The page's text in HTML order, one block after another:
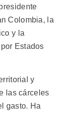
Colombia, la
y la
Estados
y
las cárceles
gasto. Ha